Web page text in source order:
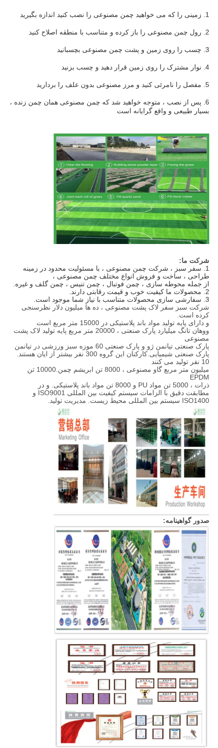
1. زمینی را که می خواهید چمن مصنوعی را نصب کنید اندازه بگیرید
2. رول چمن مصنوعی را باز کرده و متناسب با منطقه اصلاح کنید
3. چسب را روی زمین و پشت چمن مصنوعی بچسبانید
4. نوار مشترک را روی زمین قرار دهید و چسب بزنید
5. مفصل را نامرئی کنید و مرز مصنوعی بدون علف را بردارید
بسیار طبیعی و واقع گرایانه است
شرکت ما:
طراحی ، ساخت و فروش انواع مختلف چمن مصنوعی ،
از جمله محوطه سازی ، چمن فوتبال ، چمن تنیس ، چمن گلف و غیره.
2. محصولات ما کیفیت خوب و قیمت رقابتی دارند.
3. سفارشی سازی محصولات متناسب با نیاز شما موجود است.
شرکت سبز سفر لاک پشت مصنوعی ، ده ها میلیون دلار نظرسنجی
کرده است.
و دارای پایه تولید مواد باند پلاستیکی در 15000 متر مربع است
ووهان تانگ میلیارد پارک صنعتی ، 20000 متر مربع پایه تولید لاک پشت
مصنوعی
پارک صنعتی تیانمن ژو و پارک صنعتی 60 موزه سبز ورزشی در تیانمن
پارک صنعتی شیمیایی.کارکنان این گروه 300 نفر بیشتر از ایان هستند.
10 نفر تولید می کنند
میلیون متر مربع گاو مصنوعی ، 8000 تن ابریشم چمن.10000 تن
EPDM
ذرات ، 5000 تن مواد PU و 8000 تن مواد باند پلاستیکی. و در
مطابقت دقیق با الزامات سیستم کیفیت بین المللی ISO9001 و
ISO1400 سیستم بین المللی محیط زیست. مدیریت تولید.
صدور گواهینامه: